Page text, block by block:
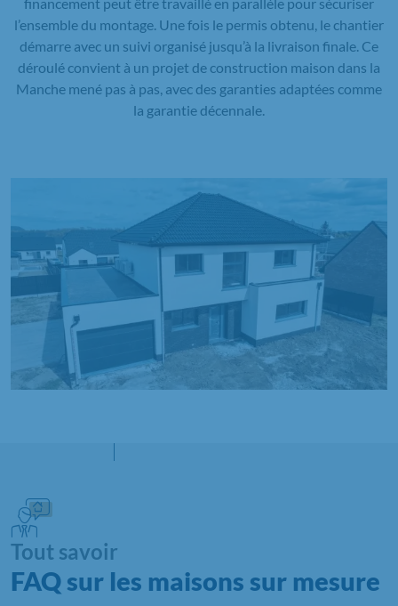
l’ensemble du montage. Une fois le permis obtenu, le chantier
démarre avec un suivi organisé jusqu’à la livraison finale. Ce
déroulé convient à un projet de construction maison dans la
Manche mené pas à pas, avec des garanties adaptées comme
la garantie décennale.
Tout savoir
FAQ sur les maisons sur mesure